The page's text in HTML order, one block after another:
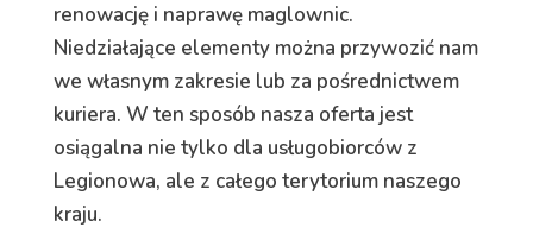
renowację i naprawę maglownic.
Niedziałające elementy można przywozić nam
we własnym zakresie lub za pośrednictwem
kuriera. W ten sposób nasza oferta jest
osiągalna nie tylko dla usługobiorców z
Legionowa, ale z całego terytorium naszego
kraju.